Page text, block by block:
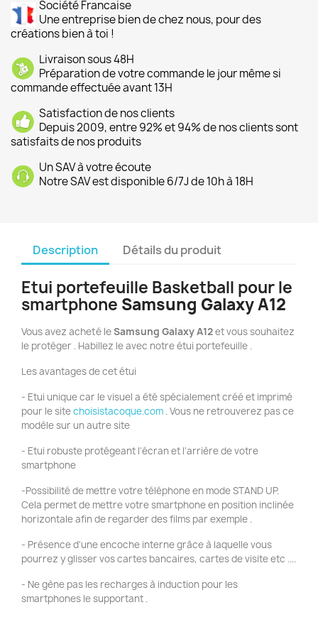
Société Francaise
Une entreprise bien de chez nous, pour des
créations bien à toi !
Livraison sous 48H
Préparation de votre commande le jour même si
commande effectuée avant 13H
Satisfaction de nos clients
Depuis 2009, entre 92% et 94% de nos clients sont
satisfaits de nos produits
Un SAV à votre écoute
Notre SAV est disponible 6/7J de 10h à 18H
Description Détails du produit
Etui portefeuille Basketball pour le
smartphone Samsung Galaxy A12
Vous avez acheté leSamsung Galaxy A12et vous souhaitez
le protéger . Habillez le avec notre étui portefeuille .
Les avantages de cet étui
- Etui unique car le visuel a été spécialement créé et imprimé
pour le sitechoisistacoque.com . Vous ne retrouverez pas ce
modèle sur un autre site
- Etui robuste protégeant l'écran et l'arrière de votre
smartphone
-Possibilité de mettre votre téléphone en mode STAND UP.
Cela permet de mettre votre smartphone en position inclinée
horizontale afin de regarder des films par exemple .
- Présence d'une encoche interne grâce à laquelle vous
pourrez y glisser vos cartes bancaires, cartes de visite etc ....
- Ne gène pas les recharges à induction pour les
smartphones le supportant .